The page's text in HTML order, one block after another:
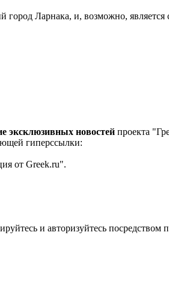
город Ларнака, и, возможно,
эксклюзивных новостей проекта
гиперссылки:
от Greek.ru".
и авторизуйтесь посредством